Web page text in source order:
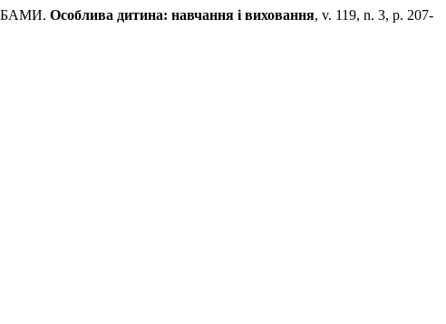
Особлива дитина: навчання і виховання, v. 119, n. 3, p. 207-